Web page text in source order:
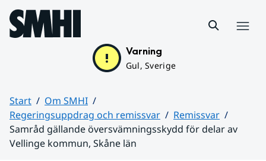
Hoppa till sidans innehåll
Varning
Gul, Sverige
Start
Om SMHI
Regeringsuppdrag och remissvar
Remissvar
Samråd gällande översvämningsskydd för delar av
Vellinge kommun, Skåne län